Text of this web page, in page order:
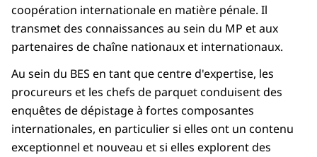
coopération internationale en matière pénale. Il
transmet des connaissances au sein du MP et aux
partenaires de chaîne nationaux et internationaux.
Au sein du BES en tant que centre d'expertise, les
procureurs et les chefs de parquet conduisent des
enquêtes de dépistage à fortes composantes
internationales, en particulier si elles ont un contenu
exceptionnel et nouveau et si elles explorent des